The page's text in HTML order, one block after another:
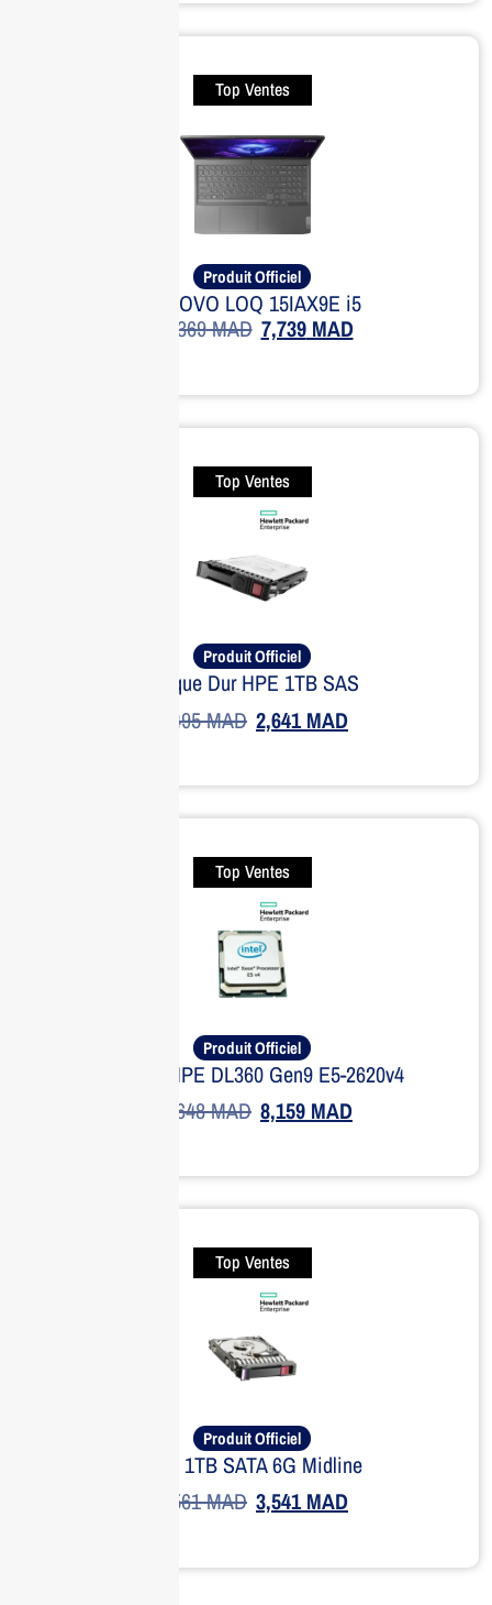
Top Ventes
Produit Officiel
LENOVO LOQ 15IAX9E i5
10,369MAD 7,739MAD
Top Ventes
Produit Officiel
Disque Dur HPE 1TB SAS
3,495MAD 2,641MAD
Top Ventes
Produit Officiel
Serveur HPE DL360 Gen9 E5-2620v4
11,648MAD 8,159 MAD
Top Ventes
Produit Officiel
HPE 1TB SATA 6G Midline
4,561MAD 3,541MAD